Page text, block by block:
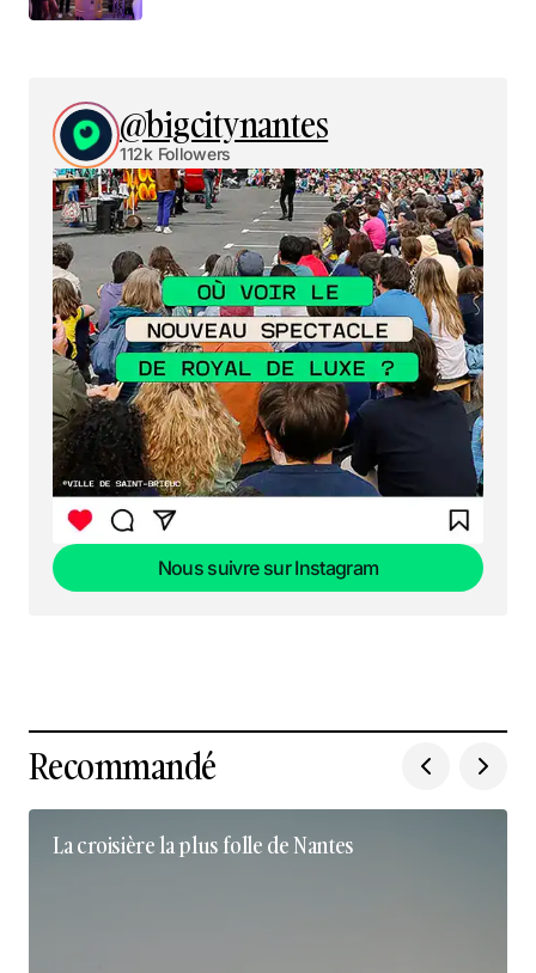
@bigcitynantes
112k Followers
Nous suivre sur Instagram
Recommandé
La croisière la plus folle de Nantes